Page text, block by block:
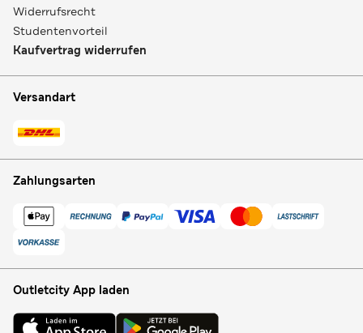
Widerrufsrecht
Studentenvorteil
Kaufvertrag widerrufen
Versandart
Zahlungsarten
Outletcity App laden